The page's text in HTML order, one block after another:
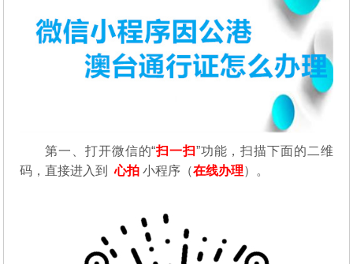
第一、打开微信的“扫一扫”功能，扫描下面的二维
码，直接进入到心拍 小程序（在线办理）。